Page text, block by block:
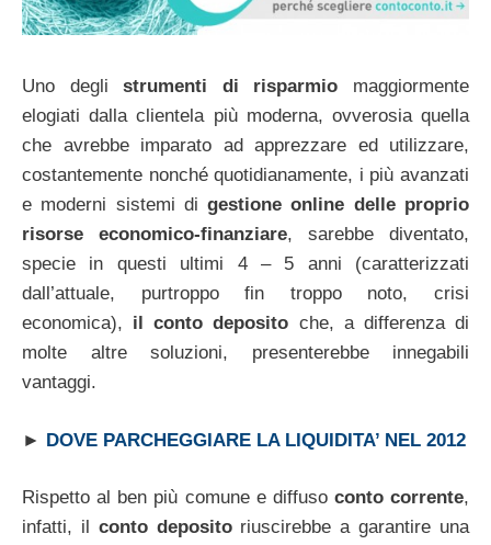
Uno deglistrumenti di risparmio maggiormente
elogiati dalla clientela più moderna, ovverosia quella
che avrebbe imparato ad apprezzare ed utilizzare,
costantemente nonché quotidianamente, i più avanzati
e moderni sistemi digestione online delle proprio
risorse economico-finanziare, sarebbe diventato,
specie in questi ultimi 4 – 5 anni (caratterizzati
dall’attuale, purtroppo fin troppo noto, crisi
economica), il conto deposito che, a differenza di
molte altre soluzioni, presenterebbe innegabili
vantaggi.
► DOVE PARCHEGGIARE LA LIQUIDITA’ NEL 2012
Rispetto al ben più comune e diffuso conto corrente,
infatti, il
conto depositoriuscirebbe a garantire una